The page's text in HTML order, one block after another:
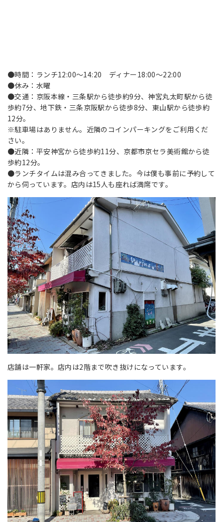
●時間：ランチ12:00～14:20 ディナー18:00～22:00
●休み：水曜
●交通：京阪本線・三条駅から徒歩約9分、神宮丸太町駅から徒
歩約7分、地下鉄・三条京阪駅から徒歩8分、東山駅から徒歩約
12分。
※駐車場はありません。近隣のコインパーキングをご利用くだ
さい。
●近隣：平安神宮から徒歩約11分、京都市京セラ美術館から徒
歩約12分。
●ランチタイムは混み合ってきました。今は僕も事前に予約して
から伺っています。店内は15人も座れば満席です。
店舗は一軒家。店内は2階まで吹き抜けになっています。